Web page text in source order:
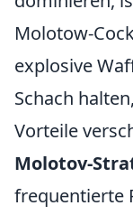
Molotow-
explosive
Schach
Vorteile
Molotov-
frequentierte